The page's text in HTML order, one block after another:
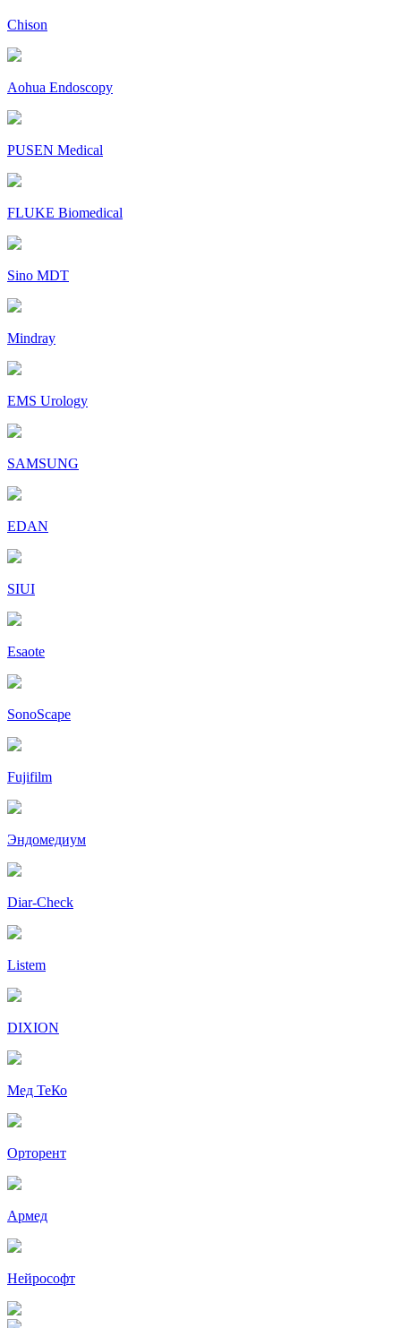
Chison
Aohua Endoscopy
PUSEN Medical
FLUKE Biomedical
Sino MDT
Mindray
EMS Urology
SAMSUNG
EDAN
SIUI
Esaote
SonoScape
Fujifilm
Эндомедиум
Diar-Cheсk
Listem
DIXION
Мед ТеКо
Орторент
Армед
Нейрософт